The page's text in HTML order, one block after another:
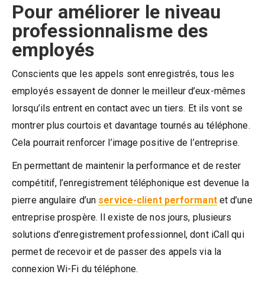
Pour améliorer le niveau
professionnalisme des
employés
Conscients que les appels sont enregistrés, tous les
employés essayent de donner le meilleur d’eux-mêmes
lorsqu’ils entrent en contact avec un tiers. Et ils vont se
montrer plus courtois et davantage tournés au téléphone.
Cela pourrait renforcer l’image positive de l’entreprise.
En permettant de maintenir la performance et de rester
compétitif, l’enregistrement téléphonique est devenue la
pierre angulaire d’un service-client performantet d’une
entreprise prospère. Il existe de nos jours, plusieurs
solutions d’enregistrement professionnel, dont iCall qui
permet de recevoir et de passer des appels via la
connexion Wi-Fi du téléphone.